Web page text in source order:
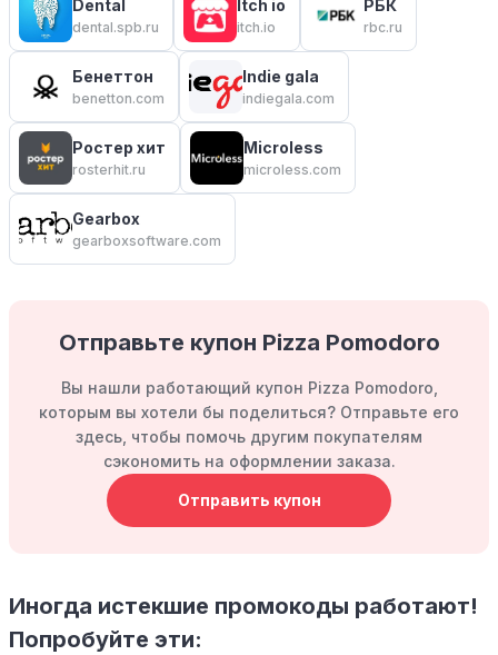
Dental
dental.spb.ru
Itch io
itch.io
РБК
rbc.ru
Бенеттон
benetton.com
Indie gala
indiegala.com
Ростер хит
rosterhit.ru
Microless
microless.com
Gearbox
gearboxsoftware.com
Отправьте купон Pizza Pomodoro
Вы нашли работающий купон Pizza Pomodoro,
которым вы хотели бы поделиться? Отправьте его
здесь, чтобы помочь другим покупателям
сэкономить на оформлении заказа.
Отправить купон
Иногда истекшие промокоды работают!
Попробуйте эти: